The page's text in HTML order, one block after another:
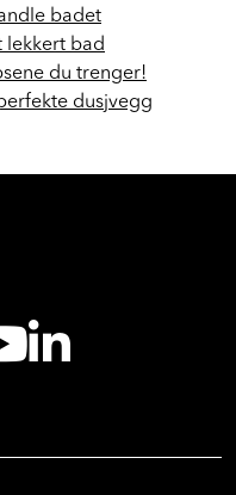
badet
lekkert bad
du trenger!
dusjvegg